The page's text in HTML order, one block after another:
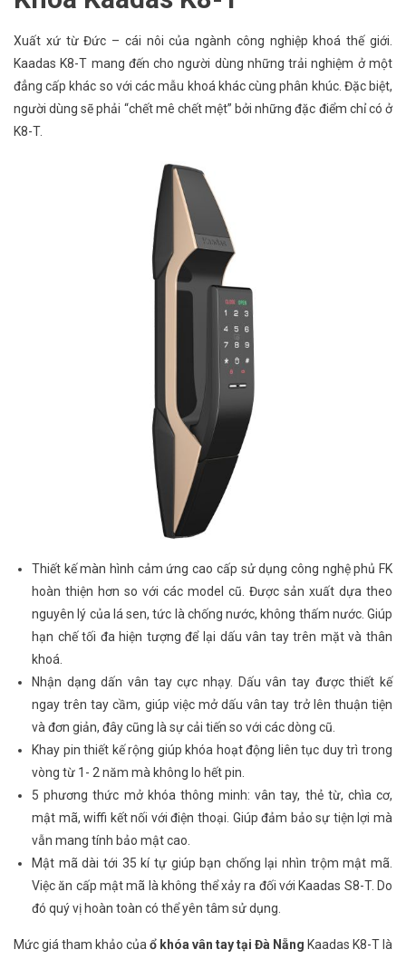
Xuất xứ từ Đức – cái nôi của ngành công nghiệp khoá thế giới.
Kaadas K8-T mang đến cho người dùng những trải nghiệm ở một
đẳng cấp khác so với các mẫu khoá khác cùng phân khúc. Đặc biệt,
người dùng sẽ phải “chết mê chết mệt” bởi những đặc điểm chỉ có ở
K8-T.
Thiết kế màn hình cảm ứng cao cấp sử dụng công nghệ phủ FK
hoàn thiện hơn so với các model cũ. Được sản xuất dựa theo
nguyên lý của lá sen, tức là chống nước, không thấm nước. Giúp
hạn chế tối đa hiện tượng để lại dấu vân tay trên mặt và thân
khoá.
Nhận dạng dấn vân tay cực nhạy. Dấu vân tay được thiết kế
ngay trên tay cầm, giúp việc mở dấu vân tay trở lên thuận tiện
và đơn giản, đây cũng là sự cải tiến so với các dòng cũ.
Khay pin thiết kế rộng giúp khóa hoạt động liên tục duy trì trong
vòng từ 1- 2 năm mà không lo hết pin.
5 phương thức mở khóa thông minh: vân tay, thẻ từ, chìa cơ,
mật mã, wiffi kết nối với điện thoại. Giúp đảm bảo sự tiện lợi mà
vẫn mang tính bảo mật cao.
Mật mã dài tới 35 kí tự giúp bạn chống lại nhìn trộm mật mã.
Việc ăn cấp mật mã là không thể xảy ra đối với Kaadas S8-T. Do
đó quý vị hoàn toàn có thể yên tâm sử dụng.
Mức giá tham khảo củaổ khóa vân tay tại Đà Nẵng Kaadas K8-T là